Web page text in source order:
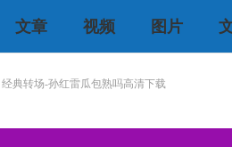
文章 视频 图片
经典转场-孙红雷瓜包熟吗高清下载